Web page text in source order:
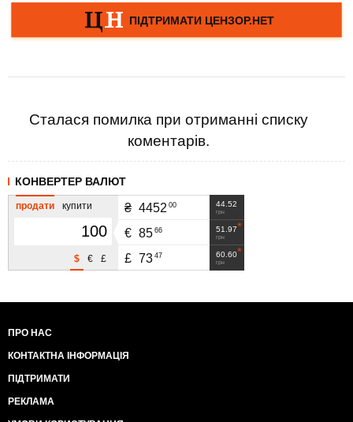
Сталася помилка при отриманні списку
коментарів.
КОНВЕРТЕР ВАЛЮТ
продати купити
£
€
$
44.52
грн
₴ 4452 00
51.97
грн
€ 85 66
60.60
грн
£ 73 47
ПРО НАС
КОНТАКТНА ІНФОРМАЦІЯ
ПІДТРИМАТИ
РЕКЛАМА